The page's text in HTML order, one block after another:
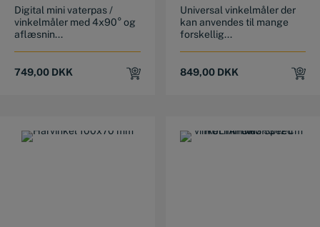
Digital mini vaterpas /
vinkelmåler med 4x90° og
aflæsnin...
749,00 DKK
Universal vinkelmåler der
kan anvendes til mange
forskellig...
849,00 DKK